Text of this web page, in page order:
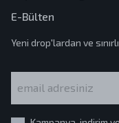
E-Bülten
Yeni drop'lardan ve